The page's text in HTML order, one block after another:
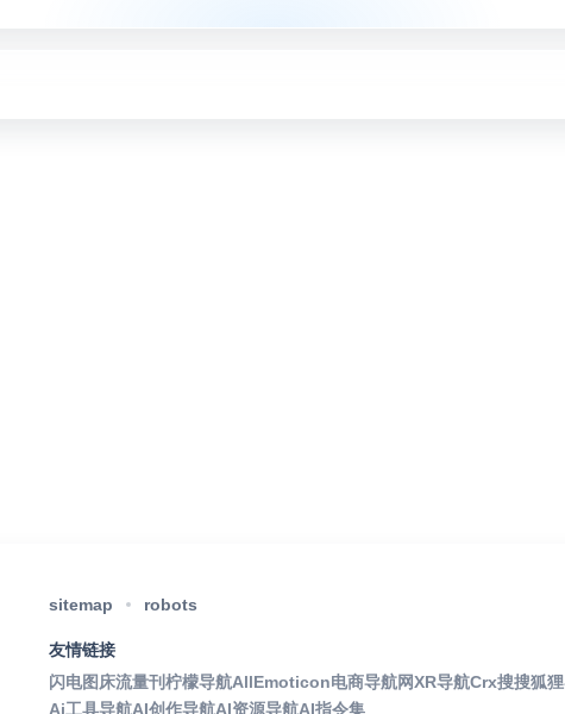
sitemap robots
友情链接
闪电图床流量刊柠檬导航AllEmoticon电商导航网XR导航Crx搜搜狐
Ai工具导航AI创作导航AI资源导航AI指令集